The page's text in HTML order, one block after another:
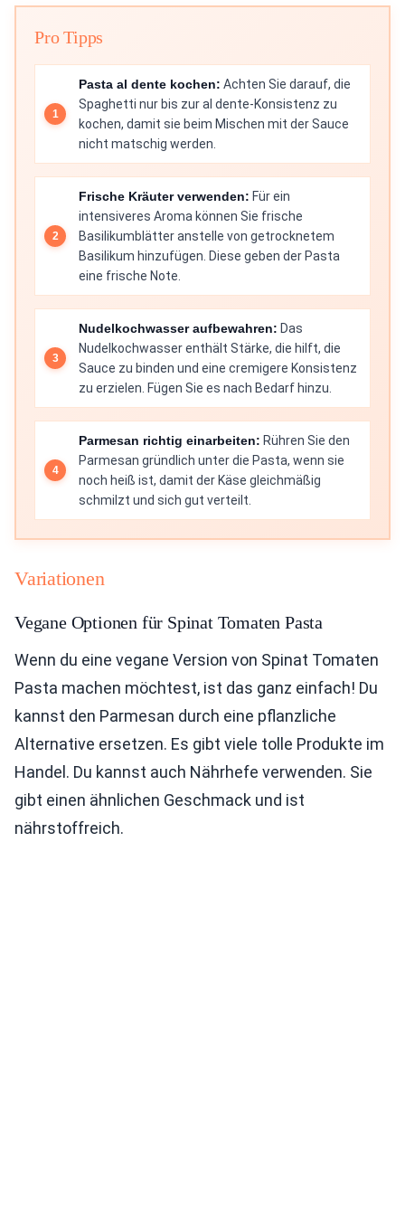
Pro Tipps
Pasta al dente kochen: Achten Sie darauf, die
Spaghetti nur bis zur al dente-Konsistenz zu
kochen, damit sie beim Mischen mit der Sauce
nicht matschig werden.
Frische Kräuter verwenden: Für ein
intensiveres Aroma können Sie frische
Basilikumblätter anstelle von getrocknetem
Basilikum hinzufügen. Diese geben der Pasta
eine frische Note.
Nudelkochwasser aufbewahren: Das
Nudelkochwasser enthält Stärke, die hilft, die
Sauce zu binden und eine cremigere Konsistenz
zu erzielen. Fügen Sie es nach Bedarf hinzu.
Parmesan richtig einarbeiten: Rühren Sie den
Parmesan gründlich unter die Pasta, wenn sie
noch heiß ist, damit der Käse gleichmäßig
schmilzt und sich gut verteilt.
Variationen
Vegane Optionen für Spinat Tomaten Pasta
Wenn du eine vegane Version von Spinat Tomaten
Pasta machen möchtest, ist das ganz einfach! Du
kannst den Parmesan durch eine pflanzliche
Alternative ersetzen. Es gibt viele tolle Produkte im
Handel. Du kannst auch Nährhefe verwenden. Sie
gibt einen ähnlichen Geschmack und ist
nährstoffreich.